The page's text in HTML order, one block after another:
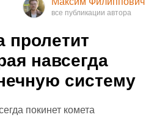
навсегда
систему
покинет комета